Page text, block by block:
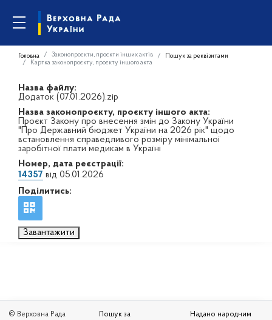
Головна Законопроєкти, проєкти інших актів
Пошук за реквізитами
Картка законопроєкту, проєкту іншого акта
Назва файлу:
Додаток (07.01.2026).zip
Назва законопроєкту, проєкту іншого акта:
Проєкт Закону про внесення змін до Закону України
"Про Державний бюджет України на 2026 рік" щодо
встановлення справедливого розміру мінімальної
заробітної плати медикам в Україні
Номер, дата реєстрації:
14357 від 05.01.2026
Поділитись:
Завантажити
© Верховна Рада
Пошук за
Надано народним